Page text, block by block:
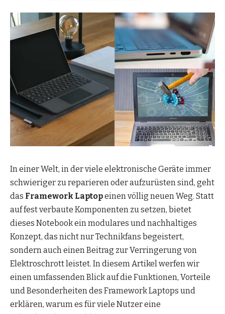
In einer Welt, in der viele elektronische Geräte immer
schwieriger zu reparieren oder aufzurüsten sind, geht
das Framework Laptopeinen völlig neuen Weg. Statt
auf fest verbaute Komponenten zu setzen, bietet
dieses Notebook ein modulares und nachhaltiges
Konzept, das nicht nur Technikfans begeistert,
sondern auch einen Beitrag zur Verringerung von
Elektroschrott leistet. In diesem Artikel werfen wir
einen umfassenden Blick auf die Funktionen, Vorteile
und Besonderheiten des Framework Laptops und
erklären, warum es für viele Nutzer eine